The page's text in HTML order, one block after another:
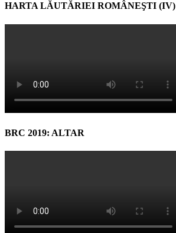
HARTA LĂUTĂRIEI ROMÂNEŞTI (IV)
BRC 2019: ALTAR